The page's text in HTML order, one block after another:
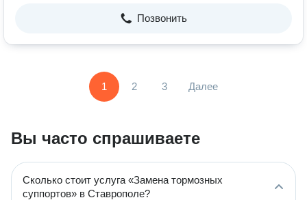
Позвонить
1 2 3 Далее
Вы часто спрашиваете
Сколько стоит услуга «Замена тормозных
суппортов» в Ставрополе?